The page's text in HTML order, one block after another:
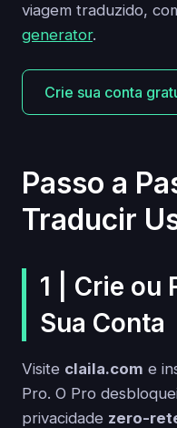
viagem traduzido,
generator.
Crie sua conta
Passo a
Traducir
1 | Crie ou
Sua Conta
Visite claila.com e
Pro. O Pro
privacidade zero-